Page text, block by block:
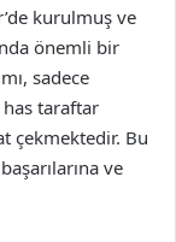
kurulmuş ve
önemli bir
sadece
has taraftar
çekmektedir. Bu
ve